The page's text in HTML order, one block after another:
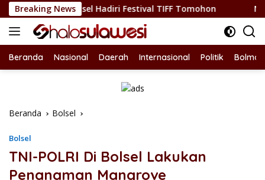
Langsung
ke
konten
Breaking News
Bolsel Hadiri Festival TIFF Tomohon Nepotisme
Beranda Nasional Daerah Internasional Politik
Beranda Bolsel
Bolsel
TNI-POLRI Di Bolsel Lakukan
Penanaman Mangrove